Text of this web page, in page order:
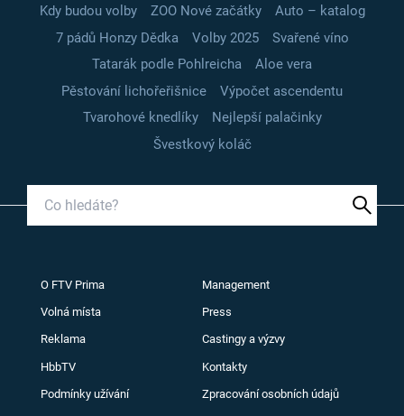
Kdy budou volby
ZOO Nové začátky
Auto – katalog
7 pádů Honzy Dědka
Volby 2025
Svařené víno
Tatarák podle Pohlreicha
Aloe vera
Pěstování lichořeřišnice
Výpočet ascendentu
Tvarohové knedlíky
Nejlepší palačinky
Švestkový koláč
O FTV Prima Management
Volná místa Press
Reklama Castingy a výzvy
HbbTV Kontakty
Podmínky užívání Zpracování osobních údajů